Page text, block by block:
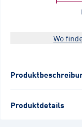
Wo
Produktdetails